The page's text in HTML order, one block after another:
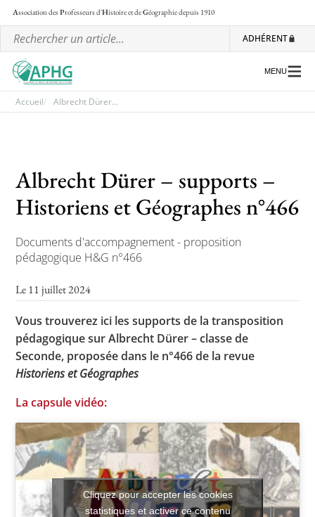
Association desProfesseurs d'Histoire et deGéographiedepuis 1910
ADHÉRENT
Les régionales
Les ateliers nationaux
Communiqués et motions
Lettre d’information de l’APHG
Toutes les actualités
Les rendez-vous de l’APHG
Concours de recrutement
Concours scolaires
Conférences, tables rondes
Critique d’ouvrages publiés
MENU
Accueil Albrecht Dürer...
Albrecht Dürer – supports –
Historiens et Géographes n°466
Documents d'accompagnement - proposition
pédagogique H&G n°466
Le 11 juillet 2024
Vous trouverez ici les supports de la transposition
pédagogique sur Albrecht Dürer – classe de
Seconde, proposée dans le n°466 de la revue
Historiens et Géographes
La capsule vidéo:
Cliquez pour accepter les cookies
statistiques et activer ce contenu